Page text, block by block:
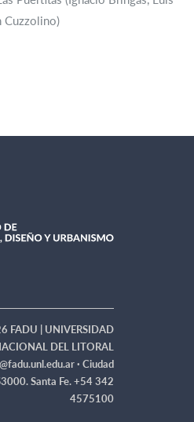
Cuzzolino)
FADU | UNIVERSIDAD
DEL LITORAL
·Ciudad
Santa Fe. +54 342
4575100